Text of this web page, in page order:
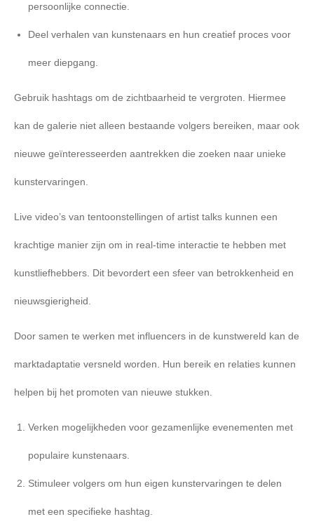
persoonlijke connectie.
Deel verhalen van kunstenaars en hun creatief proces voor
meer diepgang.
Gebruik hashtags om de zichtbaarheid te vergroten. Hiermee
kan de galerie niet alleen bestaande volgers bereiken, maar ook
nieuwe geïnteresseerden aantrekken die zoeken naar unieke
kunstervaringen.
Live video’s van tentoonstellingen of artist talks kunnen een
krachtige manier zijn om in real-time interactie te hebben met
kunstliefhebbers. Dit bevordert een sfeer van betrokkenheid en
nieuwsgierigheid.
Door samen te werken met influencers in de kunstwereld kan de
marktadaptatie versneld worden. Hun bereik en relaties kunnen
helpen bij het promoten van nieuwe stukken.
Verken mogelijkheden voor gezamenlijke evenementen met
populaire kunstenaars.
Stimuleer volgers om hun eigen kunstervaringen te delen
met een specifieke hashtag.